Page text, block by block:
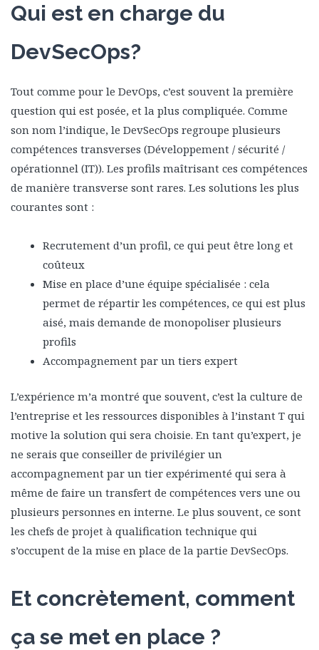
Qui est en charge du
DevSecOps?
Tout comme pour le DevOps, c’est souvent la première
question qui est posée, et la plus compliquée. Comme
son nom l’indique, le DevSecOps regroupe plusieurs
compétences transverses (Développement / sécurité /
opérationnel (IT)). Les profils maîtrisant ces compétences
de manière transverse sont rares. Les solutions les plus
courantes sont :
Recrutement d’un profil, ce qui peut être long et
coûteux
Mise en place d’une équipe spécialisée : cela
permet de répartir les compétences, ce qui est plus
aisé, mais demande de monopoliser plusieurs
profils
Accompagnement par un tiers expert
L’expérience m’a montré que souvent, c’est la culture de
l’entreprise et les ressources disponibles à l’instant T qui
motive la solution qui sera choisie. En tant qu’expert, je
ne serais que conseiller de privilégier un
accompagnement par un tier expérimenté qui sera à
même de faire un transfert de compétences vers une ou
plusieurs personnes en interne. Le plus souvent, ce sont
les chefs de projet à qualification technique qui
s’occupent de la mise en place de la partie DevSecOps.
Et concrètement, comment
ça se met en place ?